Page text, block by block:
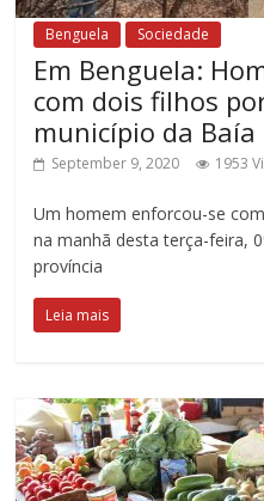
Benguela Sociedade
Em Benguela:
com dois filhos
município da Baía
September 9, 2020 1953
Um homem enforcou-se
na manhã desta terça-feira,
província
Leia mais